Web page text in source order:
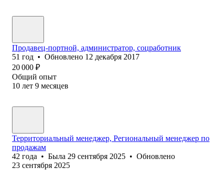
Продавец-портной, администратор, соцработник
51 год • Обновлено 12 декабря 2017
20 000 ₽
Общий опыт
10 лет 9 месяцев
Территориальный менеджер, Региональный менеджер по
продажам
42 года • Была 29 сентября 2025 • Обновлено
23 сентября 2025